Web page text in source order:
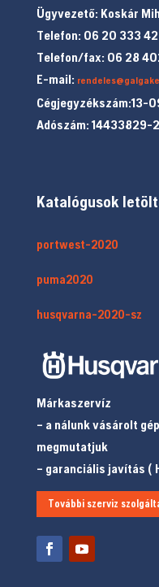
Ügyvezető: Koskár
Telefon: 06 20 333
Telefon/fax: 06 28
E-mail:
Cégjegyzékszám:13-
Adószám: 14433829-
Katalógusok
portwest-2020
puma2020
husqvarna-2020-sz
Márkaszervíz
– a nálunk vásárolt
megmutatjuk
– garanciális javítás (
További szerviz